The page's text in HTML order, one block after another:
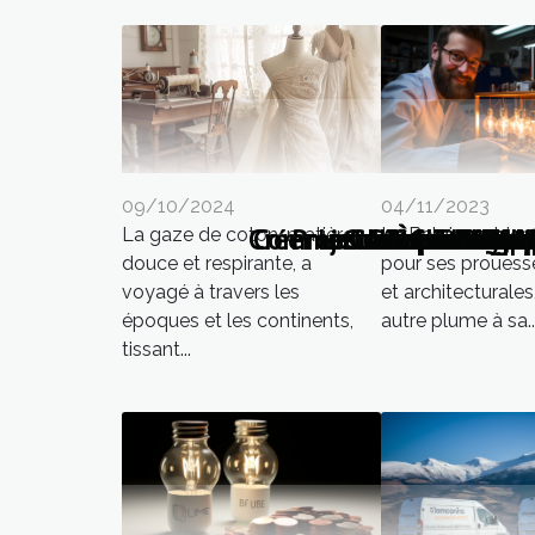
Les
09/10/2024
La gaze de coton, matière
douce et respirante, a
voyagé à travers les
époques et les continents,
tissant...
04/11/2023
La Belgique,
pour ses
et
autre plume à
Comment choisir et
Les
L'importance
Les défis deFaire
Comment
Comment s'y
Comment les
Projets deChoix de
Créer un cadre de vie
À partir de